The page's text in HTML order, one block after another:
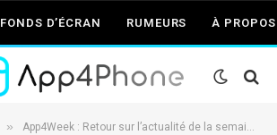
FONDS D’ÉCRAN RUMEURS À PROPOS
» App4Week : Retour sur l’actualité de la semaine 21